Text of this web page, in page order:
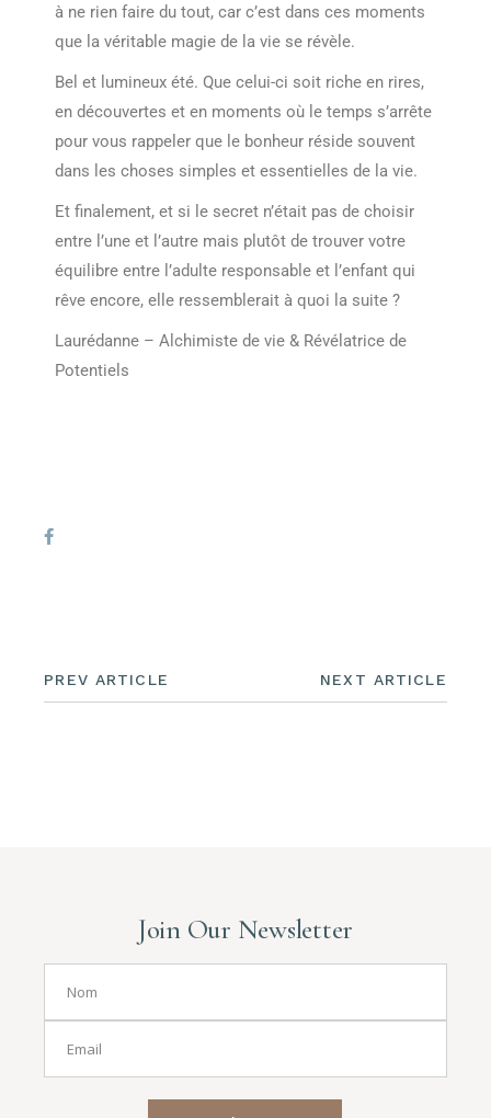
à ne rien faire du tout, car c’est dans ces moments
que la véritable magie de la vie se révèle.
Bel et lumineux été. Que celui-ci soit riche en rires,
en découvertes et en moments où le temps s’arrête
pour vous rappeler que le bonheur réside souvent
dans les choses simples et essentielles de la vie.
Et finalement, et si le secret n’était pas de choisir
entre l’une et l’autre mais plutôt de trouver votre
équilibre entre l’adulte responsable et l’enfant qui
rêve encore, elle ressemblerait à quoi la suite ?
Laurédanne – Alchimiste de vie & Révélatrice de
Potentiels
PREV ARTICLE NEXT ARTICLE
Join Our Newsletter